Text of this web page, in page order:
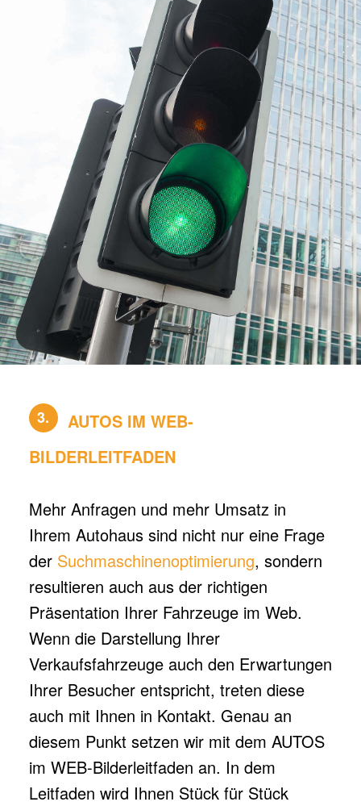
3.
AUTOS IM WEB-
BILDERLEITFADEN
Mehr Anfragen und mehr Umsatz in
Ihrem Autohaus sind nicht nur eine Frage
der Suchmaschinenoptimierung, sondern
resultieren auch aus der richtigen
Präsentation Ihrer Fahrzeuge im Web.
Wenn die Darstellung Ihrer
Verkaufsfahrzeuge auch den Erwartungen
Ihrer Besucher entspricht, treten diese
auch mit Ihnen in Kontakt. Genau an
diesem Punkt setzen wir mit dem AUTOS
im WEB-Bilderleitfaden an. In dem
Leitfaden wird Ihnen Stück für Stück